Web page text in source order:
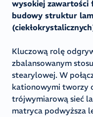
wysokiej zawartości
budowy struktur
Kluczową rolę
zbalansowanym
stearylowej. W
kationowymi tworzy
trójwymiarową sieć
matryca podwyższa